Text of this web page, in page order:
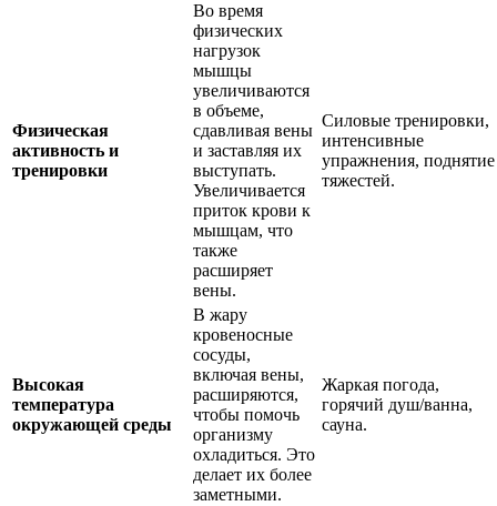
Физическая
активность и
тренировки
Во время
физических
нагрузок
мышцы
увеличиваются
в объеме,
сдавливая вены
и заставляя их
выступать.
Увеличивается
приток крови к
мышцам, что
также
расширяет
вены.
Силовые тренировки,
интенсивные
упражнения, поднятие
тяжестей.
Высокая
температура
окружающей среды
В жару
кровеносные
сосуды,
включая вены,
расширяются,
чтобы помочь
организму
охладиться. Это
делает их более
заметными.
Жаркая погода,
горячий душ/ванна,
сауна.